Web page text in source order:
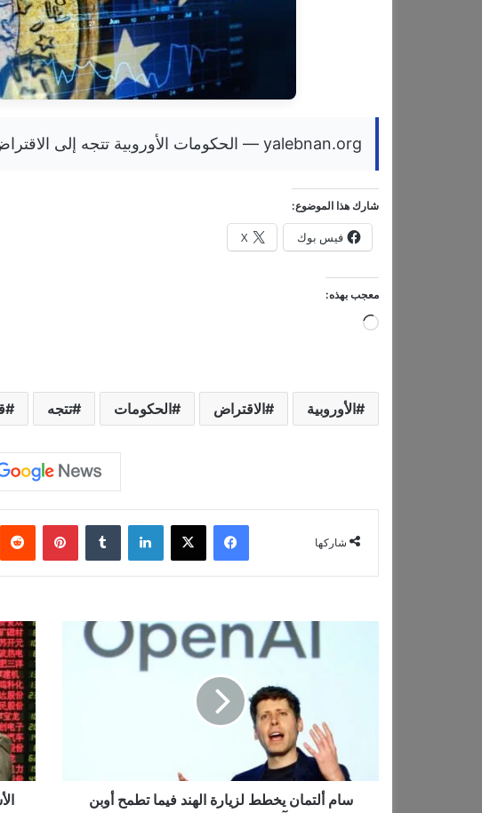
yalebnan.org — الحكومات الأوروبية تتجه إلى الاقتراض قصير الأجل
شارك هذا الموضوع:
فيس بوك X
معجب بهذه:
ج
ي
ا
ح
م
…
الأوروبية الاقتراض الحكومات تتجه
شاركها
فيسبوك ‫X لينكدإن بينتيريست
ن
سام ألتمان يخطط لزيارة الهند فيما تطمح أوبن
ا
ل
أ
س
ه
م
ا
ل
أ